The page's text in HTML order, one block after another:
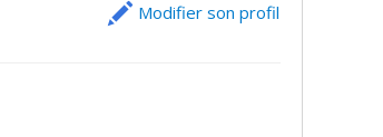
Modifier son profil